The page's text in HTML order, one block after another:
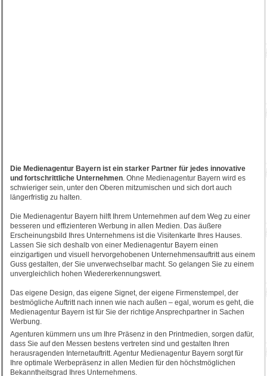
Die Medienagentur Bayern ist ein starker Partner für jedes innovative
und fortschrittliche Unternehmen. Ohne Medienagentur Bayern wird es
schwieriger sein, unter den Oberen mitzumischen und sich dort auch
längerfristig zu halten.
Die Medienagentur Bayern hilft Ihrem Unternehmen auf dem Weg zu einer
besseren und effizienteren Werbung in allen Medien. Das äußere
Erscheinungsbild Ihres Unternehmens ist die Visitenkarte Ihres Hauses.
Lassen Sie sich deshalb von einer Medienagentur Bayern einen
einzigartigen und visuell hervorgehobenen Unternehmensauftritt aus einem
Guss gestalten, der Sie unverwechselbar macht. So gelangen Sie zu einem
unvergleichlich hohen Wiedererkennungswert.
Das eigene Design, das eigene Signet, der eigene Firmenstempel, der
bestmögliche Auftritt nach innen wie nach außen – egal, worum es geht, die
Medienagentur Bayern ist für Sie der richtige Ansprechpartner in Sachen
Werbung.
Agenturen kümmern uns um Ihre Präsenz in den Printmedien, sorgen dafür,
dass Sie auf den Messen bestens vertreten sind und gestalten Ihren
herausragenden Internetauftritt. Agentur Medienagentur Bayern sorgt für
Ihre optimale Werbepräsenz in allen Medien für den höchstmöglichen
Bekanntheitsgrad Ihres Unternehmens.